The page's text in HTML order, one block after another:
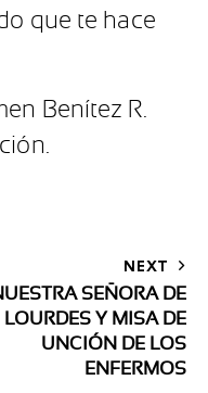
que te hace
Benítez R.
NEXT
SEÑORA DE
LOURDES Y MISA DE
UNCIÓN DE LOS
ENFERMOS